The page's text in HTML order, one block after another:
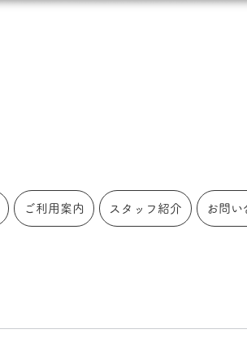
ご利用案内 スタッフ紹介 お問い